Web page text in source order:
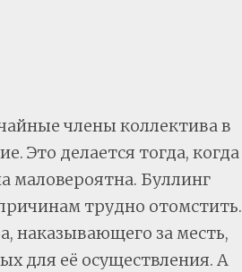
члены коллектива в
Это делается тогда, когда
маловероятна. Буллинг
трудно отомстить.
наказывающего за месть,
для её осуществления. А